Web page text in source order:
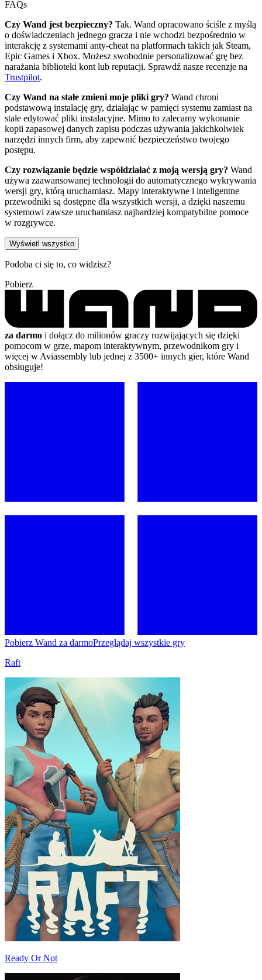
FAQs
Czy Wand jest bezpieczny? Tak. Wand opracowano ściśle z myślą
o doświadczeniach jednego gracza i nie wchodzi bezpośrednio w
interakcję z systemami anty-cheat na platformach takich jak Steam,
Epic Games i Xbox. Możesz swobodnie personalizować grę bez
narażania biblioteki kont lub reputacji. Sprawdź nasze recenzje na
Trustpilot.
Czy Wand na stałe zmieni moje pliki gry? Wand chroni
podstawową instalację gry, działając w pamięci systemu zamiast na
stałe edytować pliki instalacyjne. Mimo to zalecamy wykonanie
kopii zapasowej danych zapisu podczas używania jakichkolwiek
narzędzi innych firm, aby zapewnić bezpieczeństwo twojego
postępu.
Czy rozwiązanie będzie współdziałać z moją wersją gry? Wand
używa zaawansowanej technologii do automatycznego wykrywania
wersji gry, którą uruchamiasz. Mapy interaktywne i inteligentne
przewodniki są dostępne dla wszystkich wersji, a dzięki naszemu
systemowi zawsze uruchamiasz najbardziej kompatybilne pomoce
w rozgrywce.
Wyświetl wszystko
Podoba ci się to, co widzisz?
Pobierz
za darmo i dołącz do milionów graczy rozwijających się dzięki
pomocom w grze, mapom interaktywnym, przewodnikom gry i
więcej w Aviassembly lub jednej z 3500+ innych gier, które Wand
obsługuje!
Pobierz Wand za darmoPrzeglądaj wszystkie gry
Raft
Ready Or Not